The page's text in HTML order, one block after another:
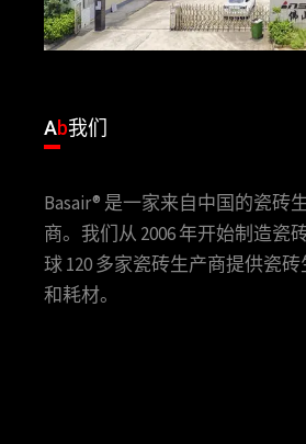
Ab我们
Basair® 是一家来自中国的瓷砖
商。我们从 2006 年开始制造瓷
球 120 多家瓷砖生产商提供瓷
和耗材。